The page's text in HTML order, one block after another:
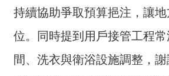
護
政
策
政
持續協助爭取預算挹注，讓地
位。同時提到用戶接管工程
間、洗衣與衛浴設施調整，